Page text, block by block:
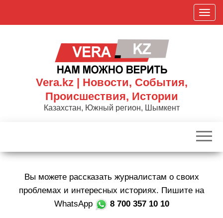
П
о
к
р
Vera.kz | Новости, События,
Происшествия, Истории
Казахстан, Южный регион, Шымкент
Вы можете рассказать журналистам о своих
проблемах и интересных историях. Пишите на
WhatsApp
8 700 357 10 10